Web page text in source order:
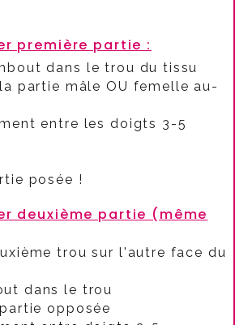
première partie :​
dans le trou du tissu
partie mâle OU femelle au-
entre les doigts 3-5
posée !​
deuxième partie (même
trou sur l'autre face du
dans le trou
opposée